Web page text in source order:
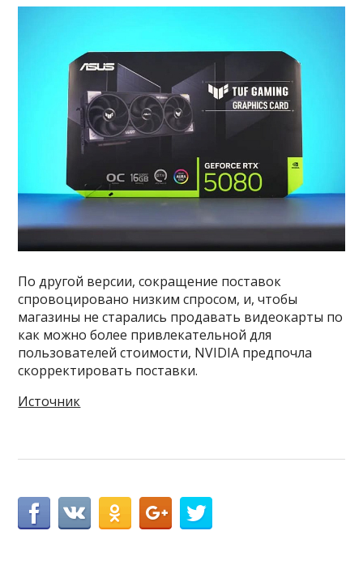
По другой версии, сокращение поставок
спровоцировано низким спросом, и, чтобы
магазины не старались продавать видеокарты по
как можно более привлекательной для
пользователей стоимости, NVIDIA предпочла
скорректировать поставки.
Источник